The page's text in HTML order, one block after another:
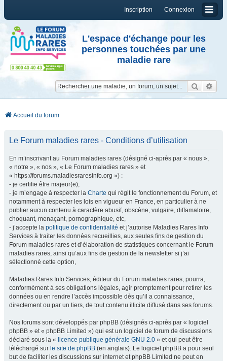
Connexion
Inscription
L'espace d'échange pour les
personnes touchées par une
maladie rare
Accueil du forum
Le Forum maladies rares - Conditions d’utilisation
En m’inscrivant au Forum maladies rares (désigné ci-après par « nous »,
« notre », « nos », « Le Forum maladies rares » et
« https://forums.maladiesraresinfo.org ») :
- je certifie être majeur(e),
- je m’engage à respecter la Charte qui régit le fonctionnement du Forum, et
notamment à respecter les lois en vigueur en France, en particulier à ne
publier aucun contenu à caractère abusif, obscène, vulgaire, diffamatoire,
choquant, menaçant, pornographique, etc,
- j’accepte la politique de confidentialité et j’autorise Maladies Rares Info
Services à traiter les données recueillies, aux seules fins de gestion du
Forum maladies rares et d’élaboration de statistiques concernant le Forum
maladies rares, ainsi qu’aux fins de gestion de la newsletter si j’ai
sélectionné cette option,
Maladies Rares Info Services, éditeur du Forum maladies rares, pourra,
conformément à ses obligations légales, agir promptement pour retirer les
données ou en rendre l’accès impossible dès qu’il a connaissance,
directement ou par un tiers, de tout contenu illicite diffusé dans ses forums.
Nos forums sont développés par phpBB (désignés ci-après par « logiciel
phpBB » et « phpBB Limited ») qui est un logiciel de forum de discussions
déclaré sous la « licence publique générale GNU 2.0 » et qui peut être
téléchargé sur le site de phpBB (en anglais). Le logiciel phpBB a pour seul
but de faciliter les discussions sur internet et phpBB Limited ne peut en